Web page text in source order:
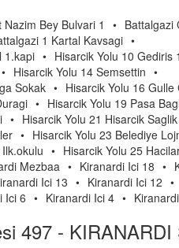
Nazim Bey Bulvari 1 • Battalgazi
1 Kartal Kavsagi •
1.kapi • Hisarcik Yolu 10 Gediris 1
• Hisarcik Yolu 14 Semsettin •
Sokak • Hisarcik Yolu 16 Gulle
• Hisarcik Yolu 19 Pasa
• Hisarcik Yolu 21 Hisarcik
• Hisarcik Yolu 23 Belediye
• Hisarcik Yolu 25
Mezbaa • Kiranardi Ici 18 •
Ici 13 • Kiranardi Ici 12 •
Ici 6 • Kiranardi Ici 4 •
497 - KIRANARDI